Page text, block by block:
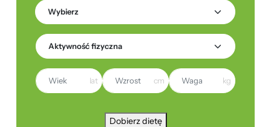
lat cm kg
Dobierz dietę